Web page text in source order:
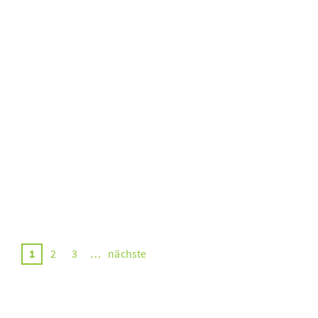
1 2 3 … nächste